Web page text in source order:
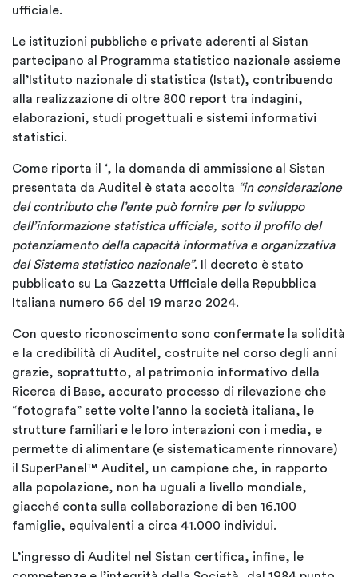
ufficiale.
Le istituzioni pubbliche e private aderenti al Sistan
partecipano al Programma statistico nazionale assieme
all’Istituto nazionale di statistica (Istat), contribuendo
alla realizzazione di oltre 800 report tra indagini,
elaborazioni, studi progettuali e sistemi informativi
statistici.
Come riporta il ‘, la domanda di ammissione al Sistan
presentata da Auditel è stata accolta “in considerazione
del contributo che l’ente può fornire per lo sviluppo
dell’informazione statistica ufficiale, sotto il profilo del
potenziamento della capacità informativa e organizzativa
del Sistema statistico nazionale”. Il decreto è stato
pubblicato su La Gazzetta Ufficiale della Repubblica
Italiana numero 66 del 19 marzo 2024.
Con questo riconoscimento sono confermate la solidità
e la credibilità di Auditel, costruite nel corso degli anni
grazie, soprattutto, al patrimonio informativo della
Ricerca di Base, accurato processo di rilevazione che
“fotografa” sette volte l’anno la società italiana, le
strutture familiari e le loro interazioni con i media, e
permette di alimentare (e sistematicamente rinnovare)
il SuperPanel™ Auditel, un campione che, in rapporto
alla popolazione, non ha uguali a livello mondiale,
giacché conta sulla collaborazione di ben 16.100
famiglie, equivalenti a circa 41.000 individui.
L’ingresso di Auditel nel Sistan certifica, infine, le